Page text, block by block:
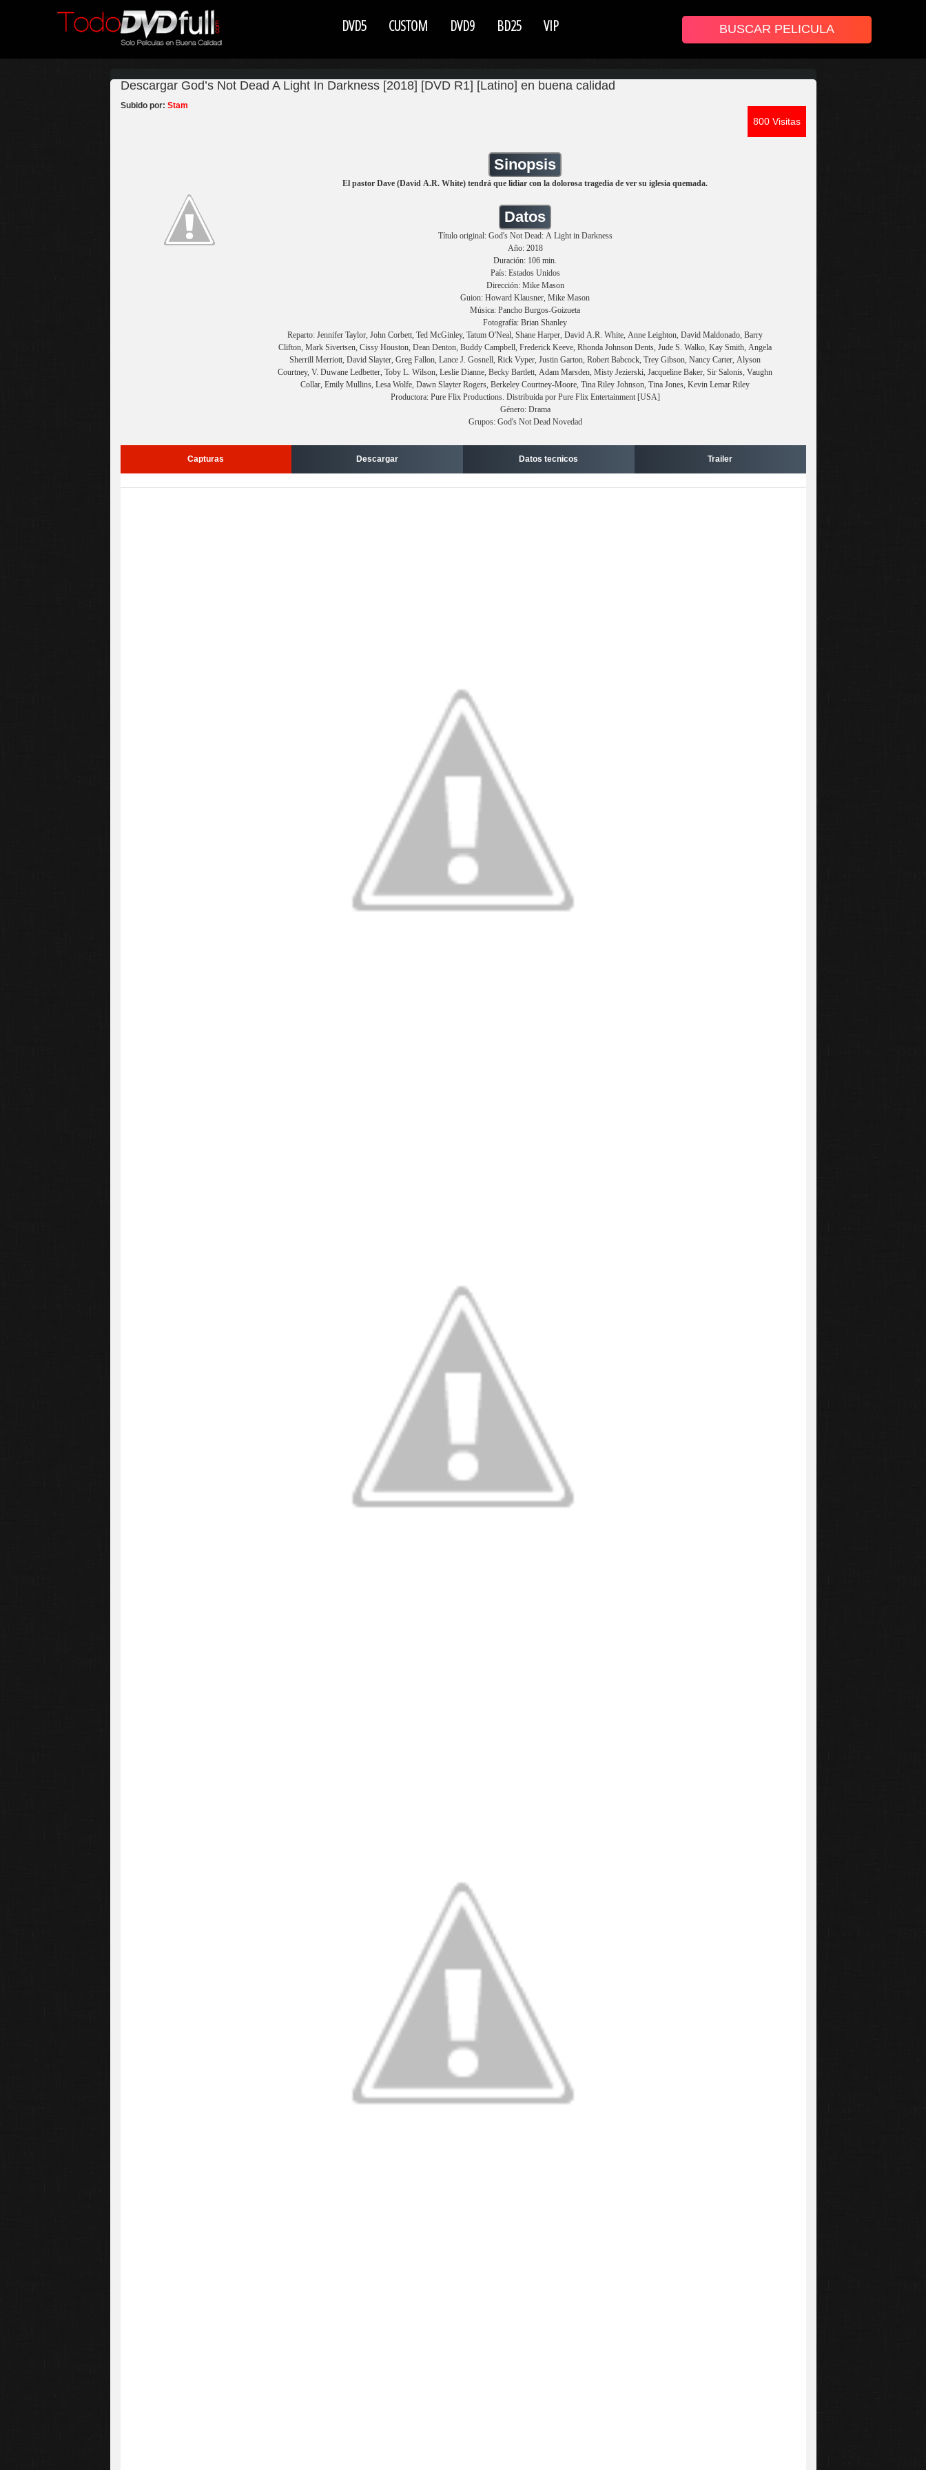
DVD5 CUSTOM DVD9 BD25 VIP
Descargar God’s Not Dead A Light In Darkness [2018] [DVD R1] [Latino] en buena calidad
800 Visitas
Subido por: Stam
Sinopsis
El pastor Dave (David A.R. White) tendrá que lidiar con la dolorosa tragedia de ver su iglesia quemada.
Datos
Título original: God's Not Dead: A Light in Darkness
Año: 2018
Duración: 106 min.
País: Estados Unidos
Dirección: Mike Mason
Guion: Howard Klausner, Mike Mason
Música: Pancho Burgos-Goizueta
Fotografía: Brian Shanley
Reparto: Jennifer Taylor, John Corbett, Ted McGinley, Tatum O'Neal, Shane Harper, David A.R. White, Anne Leighton, David Maldonado, Barry
Clifton, Mark Sivertsen, Cissy Houston, Dean Denton, Buddy Campbell, Frederick Keeve, Rhonda Johnson Dents, Jude S. Walko, Kay Smith, Angela
Sherrill Merriott, David Slayter, Greg Fallon, Lance J. Gosnell, Rick Vyper, Justin Garton, Robert Babcock, Trey Gibson, Nancy Carter, Alyson
Courtney, V. Duwane Ledbetter, Toby L. Wilson, Leslie Dianne, Becky Bartlett, Adam Marsden, Misty Jezierski, Jacqueline Baker, Sir Salonis, Vaughn
Collar, Emily Mullins, Lesa Wolfe, Dawn Slayter Rogers, Berkeley Courtney-Moore, Tina Riley Johnson, Tina Jones, Kevin Lemar Riley
Productora: Pure Flix Productions. Distribuida por Pure Flix Entertainment [USA]
Género: Drama
Grupos: God's Not Dead Novedad
Capturas Descargar Datos tecnicos Trailer